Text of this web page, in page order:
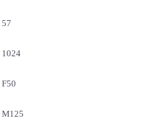
57
1024
F50
М125